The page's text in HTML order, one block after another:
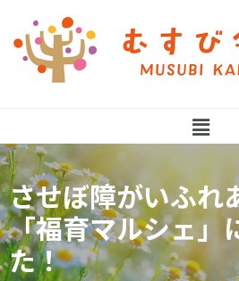
させぼ障がいふれ
「福育マルシェ」
た！